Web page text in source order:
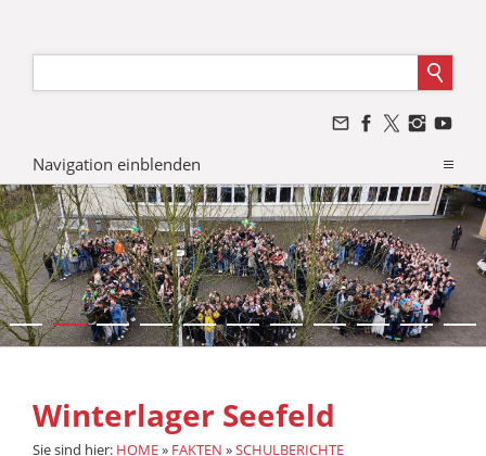
Navigation einblenden
Winterlager Seefeld
Sie sind hier: HOME» FAKTEN »SCHULBERICHTE